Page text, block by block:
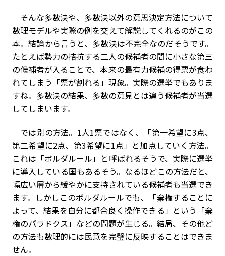
そんな多数決や、多数決以外の意思決定方法について
数理モデルや実際の例を交えて解説してくれるのがこの
本。結論から言うと、多数決は不完全なのだそうです。
たとえば勢力の拮抗する二人の候補者の間に小さな第三
の候補者が入ることで、本来の最有力候補の得票が食わ
れてしまう「票が割れる」現象。実際の選挙でもありま
すね。多数決の結果、多数の意見とは違う候補者が当選
してしまいます。
では別の方法。1人1票ではなく、「第一希望に3点、
第二希望に2点、第3希望に1点」と加点していく方法。
これは「ボルダルール」と呼ばれるそうで、実際に選挙
に導入している国もあるそう。なるほどこの方法だと、
幅広い層から緩やかに支持されている候補者も当選でき
ます。しかしこのボルダルールでも、「棄権することに
よって、結果を自分に都合良く操作できる」という「棄
権のパラドクス」などの問題が生じる。結局、その他ど
の方法も数理的には民意を完璧に反映することはできま
せん。